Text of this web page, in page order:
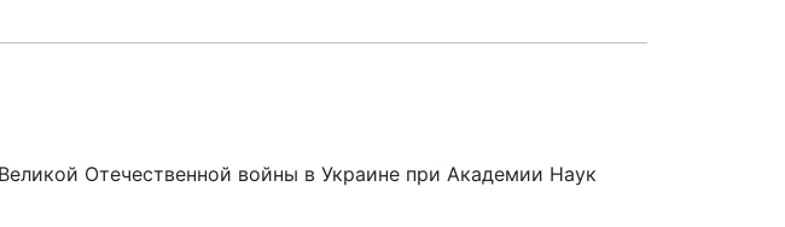
Отечественной войны в Украине при Академии Наук